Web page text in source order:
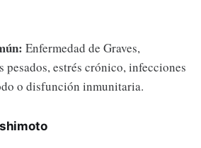
Enfermedad de Graves,
pesados, estrés crónico, infecciones
o disfunción inmunitaria.